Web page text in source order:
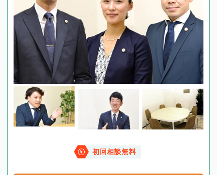
初回相談無料